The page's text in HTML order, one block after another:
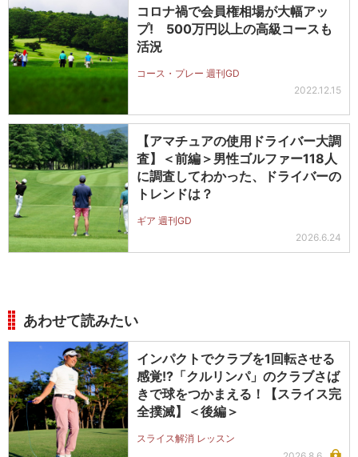
コロナ禍で会員権相場が大幅アッ
プ! 500万円以上の高級コースも
活況
コース・プレー 週刊GD
2022.12.15
【アマチュアの使用ドライバー大調
査】＜前編＞男性ゴルファー118人
に調査してわかった、ドライバーの
トレンドは？
ギア 週刊GD
2026.6.24
あわせて読みたい
インパクトでクラブを1回転させる
感覚!?「クルリンパ」のクラブさば
きで球をつかまえる！【スライス完
全撲滅】＜後編＞
スライス解消 レッスン